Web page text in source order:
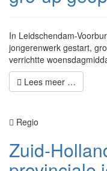
In Leidschendam-
jongerenwerk gestart,
verrichtte
Lees meer …
Regio
Zuid-